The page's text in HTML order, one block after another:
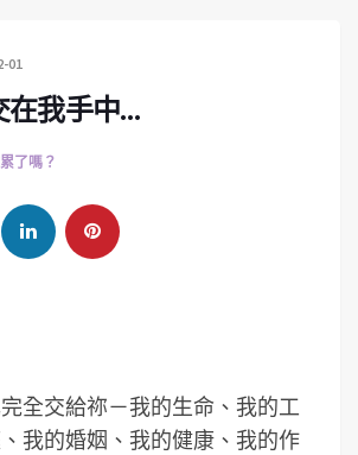
01
在我手中…
了嗎？
全交給祢－我的生命、我的工
我的婚姻、我的健康、我的作